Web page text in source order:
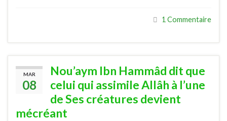
1 Commentaire
MAR
08
Nou’aym Ibn Hammâd dit que
celui qui assimile Allâh à l’une
de Ses créatures devient
mécréant